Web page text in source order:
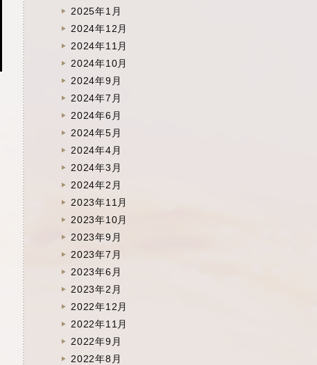
2025年1月
2024年12月
2024年11月
2024年10月
2024年9月
2024年7月
2024年6月
2024年5月
2024年4月
2024年3月
2024年2月
2023年11月
2023年10月
2023年9月
2023年7月
2023年6月
2023年2月
2022年12月
2022年11月
2022年9月
2022年8月